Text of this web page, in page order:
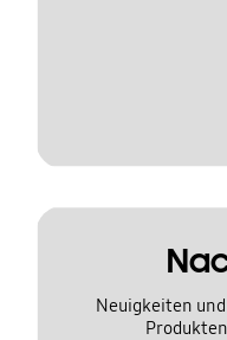
Neuigkeiten